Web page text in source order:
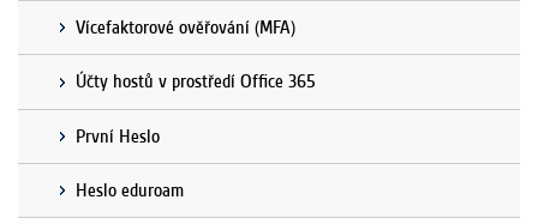
Vícefaktorové ověřování (MFA)
Účty hostů v prostředí Office 365
První Heslo
Heslo eduroam